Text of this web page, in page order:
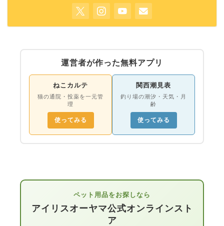
運営者が作った無料アプリ
ねこカルテ
猫の通院・投薬を一元管
理
使ってみる
関西潮見表
釣り場の潮汐・天気・月
齢
使ってみる
ペット用品をお探しなら
アイリスオーヤマ公式オンラインスト
ア